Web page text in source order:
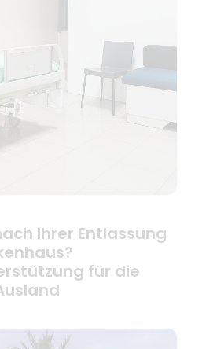
Ihrer Entlassung
für die